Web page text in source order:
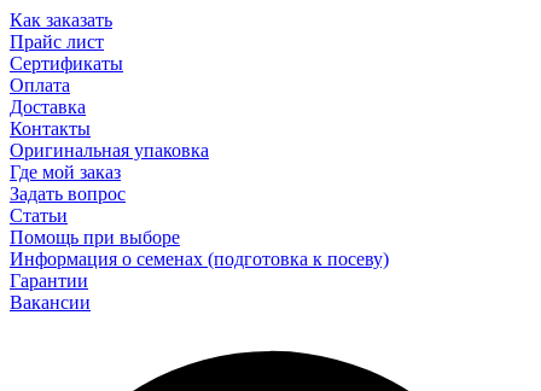
Как заказать
Прайс лист
Сертификаты
Оплата
Доставка
Контакты
Оригинальная упаковка
Где мой заказ
Задать вопрос
Статьи
Помощь при выборе
Информация о семенах (подготовка к посеву)
Гарантии
Вакансии